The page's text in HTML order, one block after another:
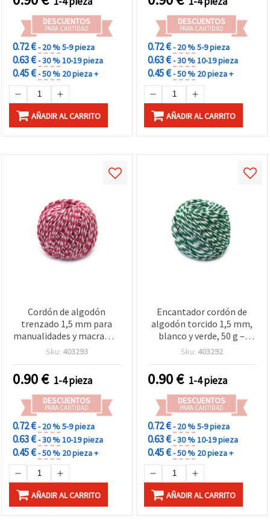
DESCUENTOS
PARA CANTIDAD
0.72 €- 20 %5-9 pieza
0.63 €- 30 %10-19 pieza
0.45 €- 50 % 20 pieza +
AÑADIR AL CARRITO
DESCUENTOS
PARA CANTIDAD
0.72 €- 20 %5-9 pieza
0.63 €- 30 %10-19 pieza
0.45 €- 50 % 20 pieza +
AÑADIR AL CARRITO
Cordón de algodón
trenzado 1,5 mm para
manualidades y macramé,
blanco y rosa oscuro - 50 g
Sku: 403293
0.90€ 1-4 pieza
DESCUENTOS
PARA CANTIDAD
0.72 €- 20 %5-9 pieza
0.63 €- 30 %10-19 pieza
0.45 €- 50 % 20 pieza +
AÑADIR AL CARRITO
Encantador cordón de
algodón torcido 1,5 mm,
blanco y verde, 50 g –
perfecto para
proyectos DIY
Sku: 403292
0.90€ 1-4 pieza
DESCUENTOS
PARA CANTIDAD
0.72 €- 20 %5-9 pieza
0.63 €- 30 %10-19 pieza
0.45 €- 50 % 20 pieza +
AÑADIR AL CARRITO